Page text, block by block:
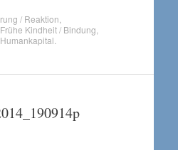
/ Reaktion
Frühe Kindheit / Bindung